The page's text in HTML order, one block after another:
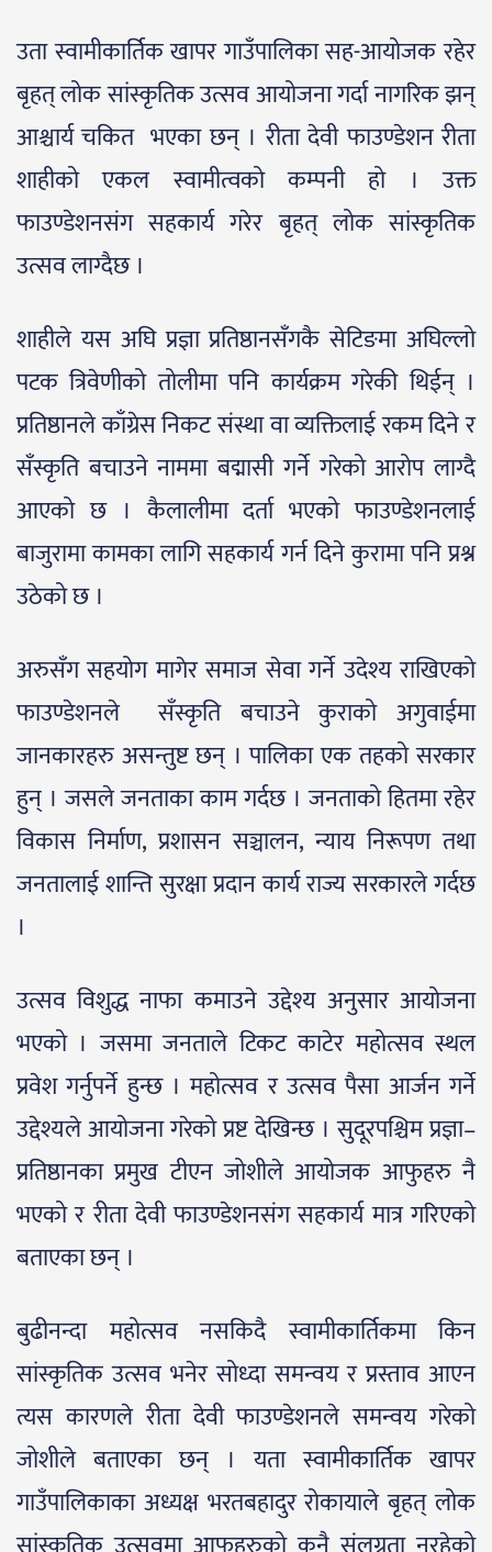
उता स्वामीकार्तिक खापर गाउँपालिका सह-आयोजक रहेर
बृहत् लोक सांस्कृतिक उत्सव आयोजना गर्दा नागरिक झन्
आश्चार्य चकित भएका छन् । रीता देवी फाउण्डेशन रीता
शाहीको एकल स्वामीत्वको कम्पनी हो । उक्त
फाउण्डेशनसंग सहकार्य गरेर बृहत् लोक सांस्कृतिक
उत्सव लाग्दैछ ।
शाहीले यस अघि प्रज्ञा प्रतिष्ठानसँगकै सेटिङमा अघिल्लो
पटक त्रिवेणीको तोलीमा पनि कार्यक्रम गरेकी थिईन् ।
प्रतिष्ठानले काँग्रेस निकट संस्था वा व्यक्तिलाई रकम दिने र
सँस्कृति बचाउने नाममा बद्मासी गर्ने गरेको आरोप लाग्दै
आएको छ । कैलालीमा दर्ता भएको फाउण्डेशनलाई
बाजुरामा कामका लागि सहकार्य गर्न दिने कुरामा पनि प्रश्न
उठेको छ ।
अरुसँग सहयोग मागेर समाज सेवा गर्ने उदेश्य राखिएको
फाउण्डेशनले सँस्कृति बचाउने कुराको अगुवाईमा
जानकारहरु असन्तुष्ट छन् । पालिका एक तहको सरकार
हुन् । जसले जनताका काम गर्दछ । जनताको हितमा रहेर
विकास निर्माण, प्रशासन सञ्चालन, न्याय निरूपण तथा
जनतालाई शान्ति सुरक्षा प्रदान कार्य राज्य सरकारले गर्दछ
।
उत्सव विशुद्ध नाफा कमाउने उद्देश्य अनुसार आयोजना
भएको । जसमा जनताले टिकट काटेर महोत्सव स्थल
प्रवेश गर्नुपर्ने हुन्छ । महोत्सव र उत्सव पैसा आर्जन गर्ने
उद्देश्यले आयोजना गरेको प्रष्ट देखिन्छ । सुदूरपश्चिम प्रज्ञा–
प्रतिष्ठानका प्रमुख टीएन जोशीले आयोजक आफुहरु नै
भएको र रीता देवी फाउण्डेशनसंग सहकार्य मात्र गरिएको
बताएका छन् ।
बुढीनन्दा महोत्सव नसकिदै स्वामीकार्तिकमा किन
सांस्कृतिक उत्सव भनेर सोध्दा समन्वय र प्रस्ताव आएन
त्यस कारणले रीता देवी फाउण्डेशनले समन्वय गरेको
जोशीले बताएका छन् । यता स्वामीकार्तिक खापर
गाउँपालिकाका अध्यक्ष भरतबहादुर रोकायाले बृहत् लोक